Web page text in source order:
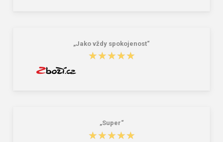
„Jako vždy spokojenost“
★★★★★
★★★★★
„Super“
★★★★★
★★★★★